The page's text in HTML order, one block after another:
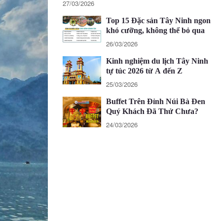
27/03/2026
Top 15 Đặc sản Tây Ninh ngon
khó cưỡng, không thể bỏ qua
26/03/2026
Kinh nghiệm du lịch Tây Ninh
tự túc 2026 từ A đến Z
25/03/2026
Buffet Trên Đỉnh Núi Bà Đen
Quý Khách Đã Thử Chưa?
24/03/2026